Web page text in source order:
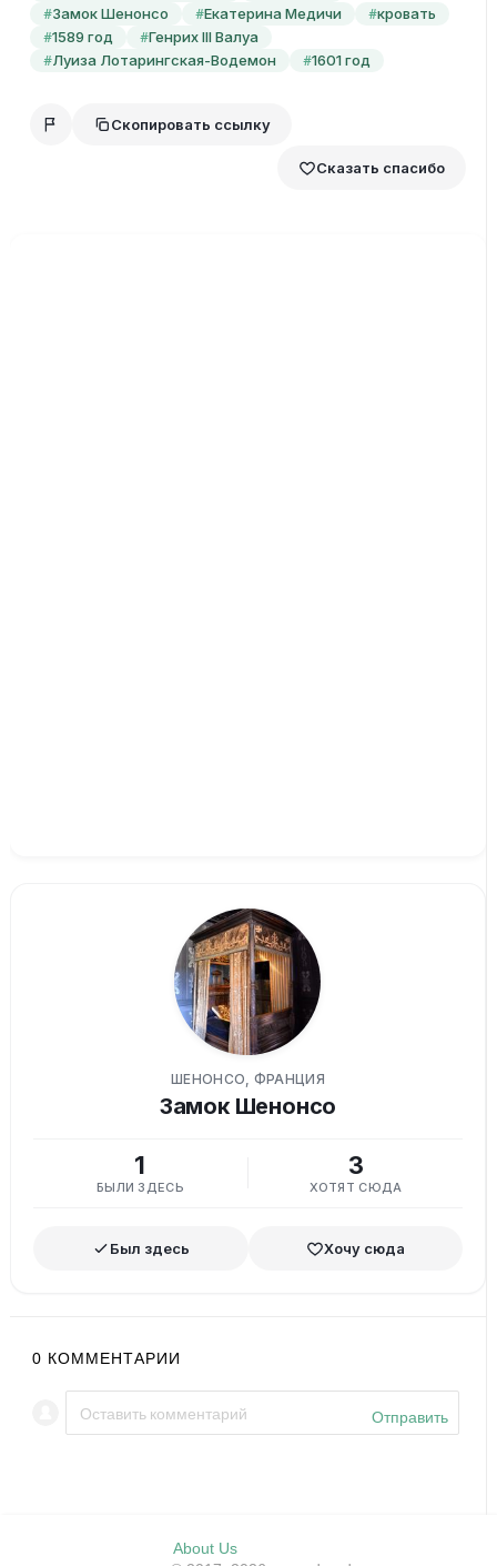
#Замок Шенонсо #Екатерина Медичи #кровать
#1589 год #Генрих III Валуа
#Луиза Лотарингская-Водемон #1601 год
Скопировать ссылку
Сказать спасибо
ШЕНОНСО, ФРАНЦИЯ
Замок Шенонсо
1
БЫЛИ ЗДЕСЬ
3
ХОТЯТ СЮДА
Был здесь Хочу сюда
0 КОММЕНТАРИИ
Отправить
About Us